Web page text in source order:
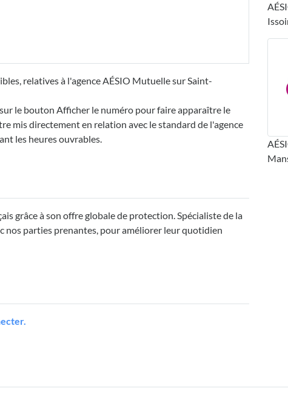
relatives à l'agence AÉSIO Mutuelle sur Saint-
le bouton Afficher le numéro pour faire apparaître le
mis directement en relation avec le standard de l'agence
les heures ouvrables.
grâce à son offre globale de protection. Spécialiste de la
nos parties prenantes, pour améliorer leur quotidien